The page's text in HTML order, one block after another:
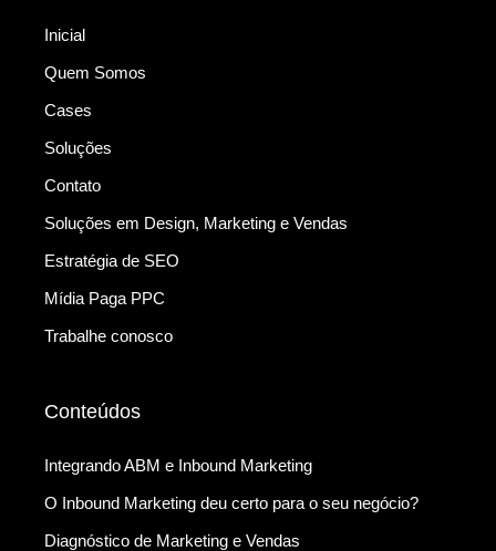
Inicial
Quem Somos
Cases
Soluções
Contato
Soluções em Design, Marketing e Vendas
Estratégia de SEO
Mídia Paga PPC
Trabalhe conosco
Conteúdos
Integrando ABM e Inbound Marketing
O Inbound Marketing deu certo para o seu negócio?
Diagnóstico de Marketing e Vendas